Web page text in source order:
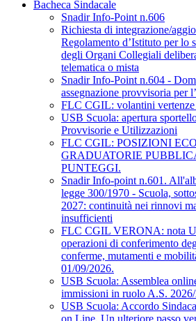
Bacheca Sindacale
Snadir Info-Point n.606
Richiesta di integrazione/
Regolamento d’Istituto per lo
degli Organi Collegiali
telematica o mista
Snadir Info-Point n.604 -
assegnazione provvisoria per
FLC CGIL: volantini
USB Scuola: apertura
Provvisorie e Utilizzazioni
FLC CGIL: POSIZIONI
GRADUATORIE
PUNTEGGI.
Snadir Info-point n.601.
legge 300/1970 - Scuola,
2027: continuità nei rinnovi
insufficienti
FLC CGIL VERONA: nota
operazioni di conferimento
conferme, mutamenti e
01/09/2026.
USB Scuola: Assemblea
immissioni in ruolo A.S.
USB Scuola: Accordo